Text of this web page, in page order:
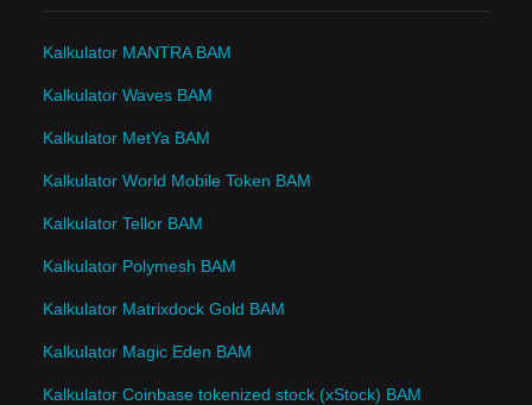
Kalkulator MANTRA BAM
Kalkulator Waves BAM
Kalkulator MetYa BAM
Kalkulator World Mobile Token BAM
Kalkulator Tellor BAM
Kalkulator Polymesh BAM
Kalkulator Matrixdock Gold BAM
Kalkulator Magic Eden BAM
Kalkulator Coinbase tokenized stock (xStock) BAM